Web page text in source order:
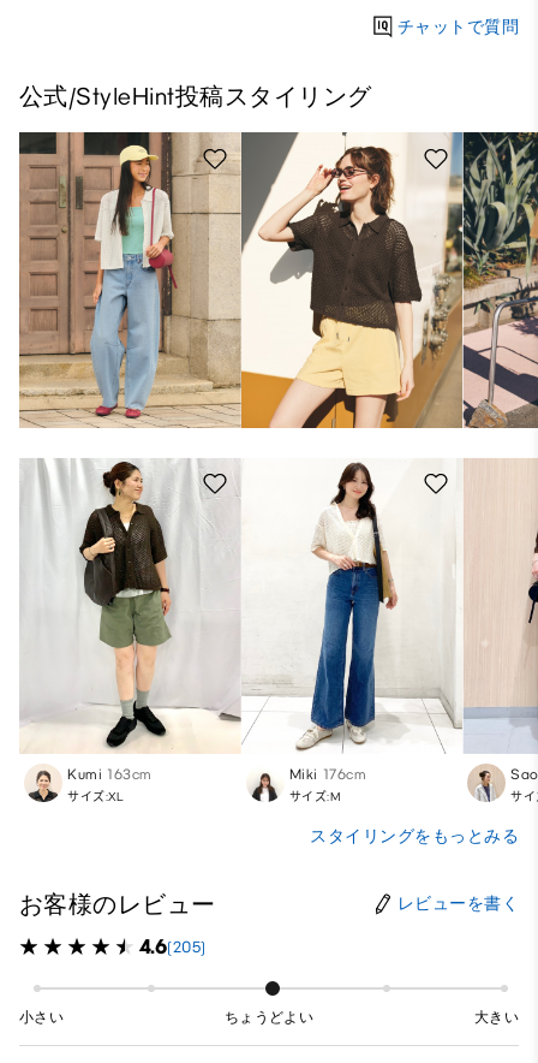
チャットで質問
公式/StyleHint投稿スタイリング
Kumi 163cm
サイズ:XL
Miki 176cm
サイズ:M
Sao
サ
スタイリングをもっとみる
お客様のレビュー レビューを書く
4.6(205)
小さい ちょうどよい 大きい